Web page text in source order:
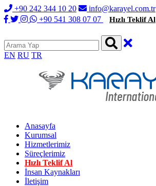
+90 242 344 10 20
info@karayel.com.tr
+90 541 308 07 07
Hızlı Teklif Al
EN RU TR
Anasayfa
Kurumsal
Hizmetlerimiz
Süreçlerimiz
Hızlı Teklif Al
İnsan Kaynakları
İletişim